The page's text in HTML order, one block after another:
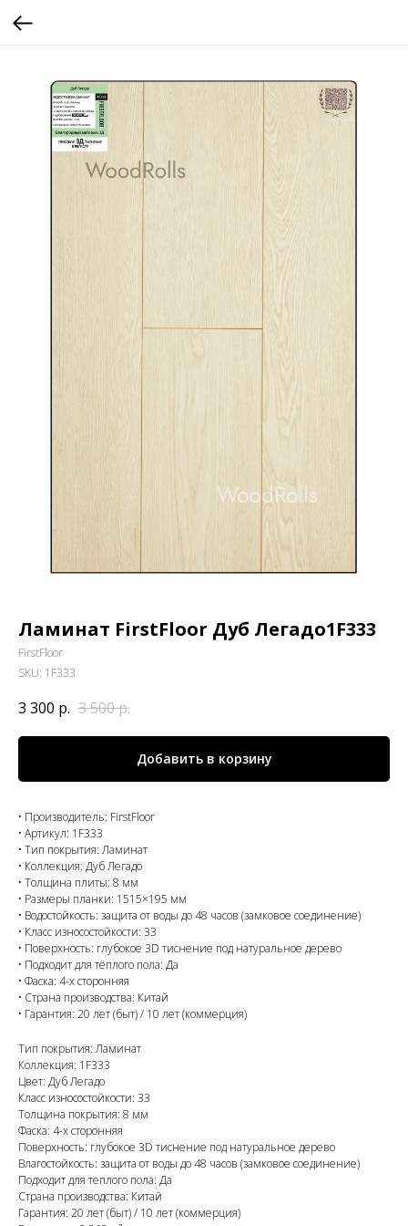
Ламинат FirstFloor Дуб Легадо1F333
FirstFloor
SKU: 1F333
3 300 р. 3 500р.
Добавить в корзину
• Производитель: FirstFloor
• Артикул: 1F333
• Тип покрытия: Ламинат
• Коллекция: Дуб Легадо
• Толщина плиты: 8 мм
• Размеры планки: 1515×195 мм
• Водостойкость: защита от воды до 48 часов (замковое соединение)
• Класс износостойкости: 33
• Поверхность: глубокое 3D тиснение под натуральное дерево
• Подходит для тёплого пола: Да
• Фаска: 4-х сторонняя
• Страна производства: Китай
• Гарантия: 20 лет (быт) / 10 лет (коммерция)
Тип покрытия: Ламинат
Коллекция: 1F333
Цвет: Дуб Легадо
Класс износостойкости: 33
Толщина покрытия: 8 мм
Фаска: 4-х сторонняя
Поверхность: глубокое 3D тиснение под натуральное дерево
Влагостойкость: защита от воды до 48 часов (замковое соединение)
Подходит для теплого пола: Да
Страна производства: Китай
Гарантия: 20 лет (быт) / 10 лет (коммерция)